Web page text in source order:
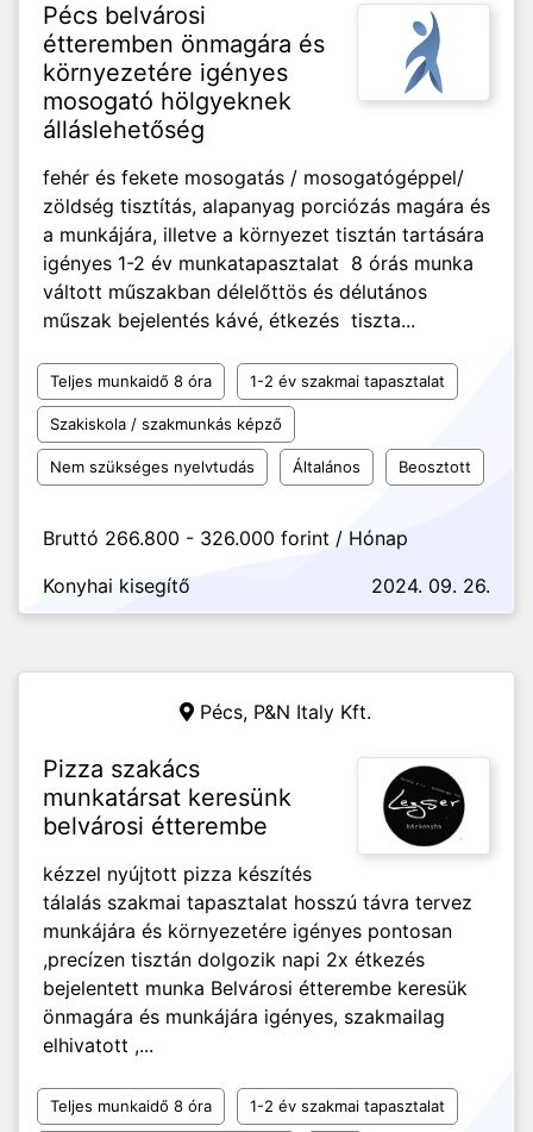
Pécs belvárosi
étteremben önmagára és
környezetére igényes
mosogató hölgyeknek
álláslehetőség
fehér és fekete mosogatás / mosogatógéppel/
zöldség tisztítás, alapanyag porciózás magára és
a munkájára, illetve a környezet tisztán tartására
igényes 1-2 év munkatapasztalat 8 órás munka
váltott műszakban délelőttös és délutános
műszak bejelentés kávé, étkezés tiszta...
Teljes munkaidő 8 óra 1-2 év szakmai tapasztalat
Szakiskola / szakmunkás képző
Nem szükséges nyelvtudás Általános Beosztott
Bruttó 266.800 - 326.000 forint / Hónap
Konyhai kisegítő
2024. 09. 26.
Pécs, P&N Italy Kft.
Pizza szakács
munkatársat keresünk
belvárosi étterembe
kézzel nyújtott pizza készítés
tálalás szakmai tapasztalat hosszú távra tervez
munkájára és környezetére igényes pontosan
,precízen tisztán dolgozik napi 2x étkezés
bejelentett munka Belvárosi étterembe keresük
önmagára és munkájára igényes, szakmailag
elhivatott ,...
Teljes munkaidő 8 óra 1-2 év szakmai tapasztalat